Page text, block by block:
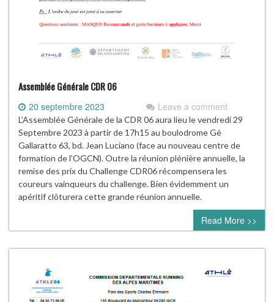
Assemblée Générale CDR 06
20 septembre 2023 Leave a comment
L’Assemblée Générale de la CDR 06 aura lieu le vendredi 29
Septembre 2023 à partir de 17h15 au boulodrome Gé
Gallaratto 63, bd. Jean Luciano (face au nouveau centre de
formation de l’OGCN). Outre la réunion plénière annuelle, la
remise des prix du Challenge CDR06 récompensera les
coureurs vainqueurs du challenge. Bien évidemment un
apéritif clôturera cette grande réunion annuelle.
Read More >>